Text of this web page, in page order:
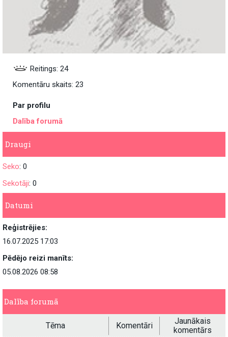
Reitings: 24
Komentāru skaits: 23
Par profilu
Dalība forumā
Draugi
Seko: 0
Sekotāji: 0
Datumi
Reģistrējies:
16.07.2025 17:03
Pēdējo reizi manīts:
05.08.2026 08:58
Dalība forumā
Tēma Komentāri
Jaunākais
komentārs